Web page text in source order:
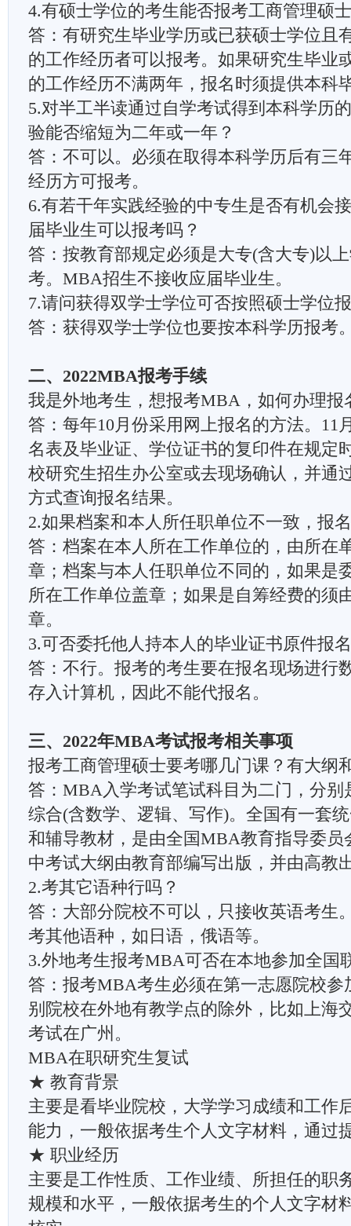
4.有硕士学位的考生能否报考工商管理硕
答：有研究生毕业学历或已获硕士学位且
的工作经历者可以报考。如果研究生毕业
的工作经历不满两年，报名时须提供本科
5.对半工半读通过自学考试得到本科学历
验能否缩短为二年或一年？
答：不可以。必须在取得本科学历后有三
经历方可报考。
6.有若干年实践经验的中专生是否有机会
届毕业生可以报考吗？
答：按教育部规定必须是大专(含大专)以
考。MBA招生不接收应届毕业生。
7.请问获得双学士学位可否按照硕士学位
答：获得双学士学位也要按本科学历报考
二、2022MBA报考手续
我是外地考生，想报考MBA，如何办理报
答：每年10月份采用网上报名的方法。11
名表及毕业证、学位证书的复印件在规定
校研究生招生办公室或去现场确认，并通
方式查询报名结果。
2.如果档案和本人所任职单位不一致，报
答：档案在本人所在工作单位的，由所在
章；档案与本人任职单位不同的，如果是
所在工作单位盖章；如果是自筹经费的须
章。
3.可否委托他人持本人的毕业证书原件报
答：不行。报考的考生要在报名现场进行
存入计算机，因此不能代报名。
三、2022年MBA考试报考相关事项
报考工商管理硕士要考哪几门课？有大纲
答：MBA入学考试笔试科目为二门，分别
综合(含数学、逻辑、写作)。全国有一套
和辅导教材，是由全国MBA教育指导委员
中考试大纲由教育部编写出版，并由高教
2.考其它语种行吗？
答：大部分院校不可以，只接收英语考生
考其他语种，如日语，俄语等。
3.外地考生报考MBA可否在本地参加全国
答：报考MBA考生必须在第一志愿院校参
别院校在外地有教学点的除外，比如上海
考试在广州。
MBA在职研究生复试
★ 教育背景
主要是看毕业院校，大学学习成绩和工作
能力，一般依据考生个人文字材料，通过
★ 职业经历
主要是工作性质、工作业绩、所担任的职
规模和水平，一般依据考生的个人文字材